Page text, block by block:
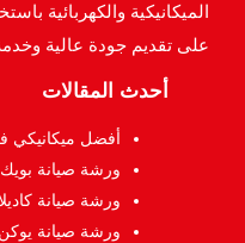
الميكانيكية والكهربائية
على تقديم جودة عالية
أحدث المقالات
أفضل ميكانيكي
ورشة صيانة
ورشة صيانة
ورشة صيانة